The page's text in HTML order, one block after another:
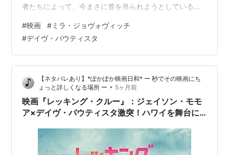
者たちによって、今まさに首を吊られようとしている魔
が自らの体を支えていた頼りない足場を、教会の尼僧は
蹴り飛ばした…。 銃火器やインカムマイク、電灯などが
当たり前のように使われていて、滅びた世界と言う割に
科学技術を使ったものが残っているところに、世界設定
の分からなさを感じざるを得ませんでした。よくわから
ないまま、何となく雰囲気で察して観て…
#映画 #ミラ・ジョヴォヴィッチ
#デイヴ・バウティスタ
【ネタバレあり】*ぽかぽか映画日和* ー 秒でその映画にち
ょっと詳しくなる場所 ー • 5ヶ月前
映画『レッキング・クルー』：ジェイソン・モモ
ア×デイヴ・バウティスタ激突！ハワイを舞台に